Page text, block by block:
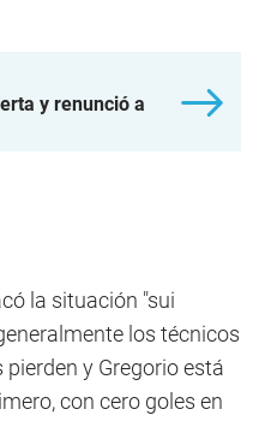
y renunció a
la situación "sui
los técnicos
y Gregorio está
con cero goles en